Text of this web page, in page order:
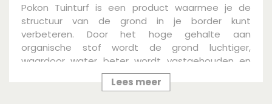
Pokon Tuinturf is een product waarmee je de
structuur van de grond in je border kunt
verbeteren. Door het hoge gehalte aan
organische stof wordt de grond luchtiger,
waardoor water beter wordt vastgehouden en
een luchtige structuur ontstaat. Tuinturf, ook wel
doorvroren zwartveen genoemd, is een
Lees meer